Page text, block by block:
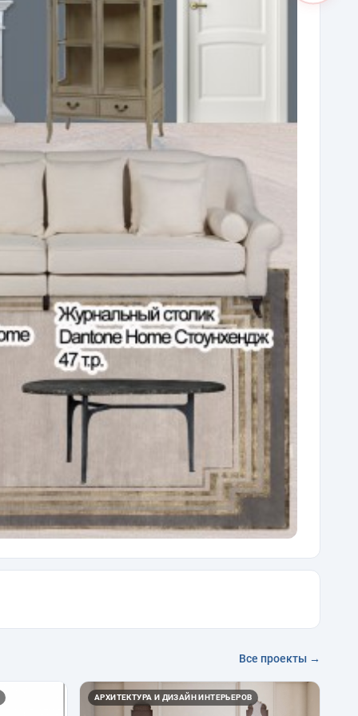
Все проекты →
АРХИТЕКТУРА И ДИЗАЙН ИНТЕРЬЕРОВ